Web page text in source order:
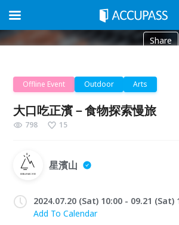
Share
Offline Event Outdoor Arts
大口吃正濱－食物探索慢旅
798 15
星濱山
2024.07.20 (Sat) 10:00 - 09.21 (Sat)
Add To Calendar